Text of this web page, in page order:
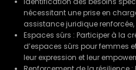
nécessitant une prise en
assistance juridique
Espaces sûrs : Participer à la
d’espaces sûrs pour femmes
leur expression et leur